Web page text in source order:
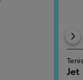
Jet